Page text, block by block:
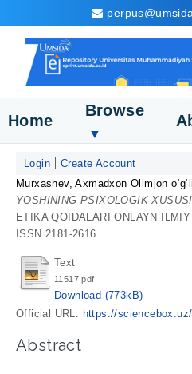
Home
Browse
▼
Login
Create Account
Murxashev, Axmadxon Olimjon oʻgʻli
YOSHINING PSIXOLOGIK
ETIKA QOIDALARI ONLAYN
ISSN 2181-2616
Text
11517.pdf
Download (773kB)
Official URL: https://
Abstract